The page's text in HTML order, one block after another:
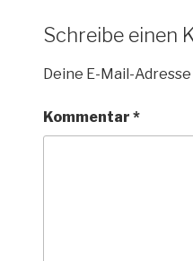
Schreibe einen
Deine E-Mail-
Kommentar *